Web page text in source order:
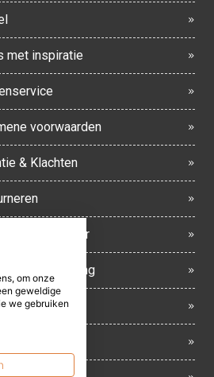
met inspiratie
voorwaarden
& Klachten
en bezorging
om onze
geweldige
we gebruiken